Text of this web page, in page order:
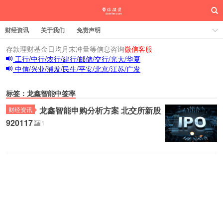
财经资讯 关于我们 免责声明
存款理财基金日均月末冲量等信息咨询微信客服
工行/中行/农行/建行/邮储/交行/光大/华夏
中信/兴业/浦发/民生/平安/北京/江苏/广发
标签：龙鑫智能中签率
财经资讯
龙鑫智能申购分析方案 北交所新股
920117
1